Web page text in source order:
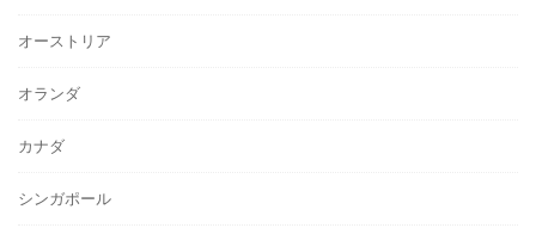
オーストリア
オランダ
カナダ
シンガポール